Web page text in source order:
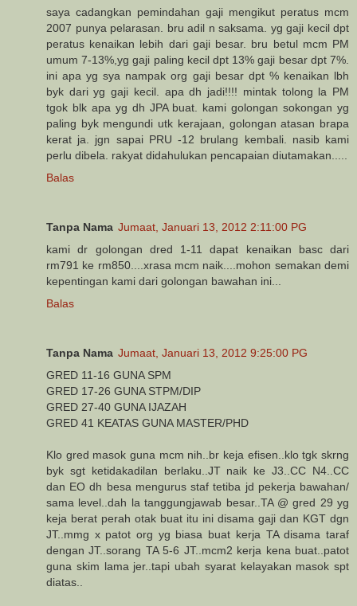
saya cadangkan pemindahan gaji mengikut peratus mcm
2007 punya pelarasan. bru adil n saksama. yg gaji kecil dpt
peratus kenaikan lebih dari gaji besar. bru betul mcm PM
umum 7-13%,yg gaji paling kecil dpt 13% gaji besar dpt 7%.
ini apa yg sya nampak org gaji besar dpt % kenaikan lbh
byk dari yg gaji kecil. apa dh jadi!!!! mintak tolong la PM
tgok blk apa yg dh JPA buat. kami golongan sokongan yg
paling byk mengundi utk kerajaan, golongan atasan brapa
kerat ja. jgn sapai PRU -12 brulang kembali. nasib kami
perlu dibela. rakyat didahulukan pencapaian diutamakan.....
Balas
Tanpa Nama Jumaat, Januari 13, 2012 2:11:00 PG
kami dr golongan dred 1-11 dapat kenaikan basc dari
rm791 ke rm850....xrasa mcm naik....mohon semakan demi
kepentingan kami dari golongan bawahan ini...
Balas
Tanpa Nama Jumaat, Januari 13, 2012 9:25:00 PG
GRED 11-16 GUNA SPM
GRED 17-26 GUNA STPM/DIP
GRED 27-40 GUNA IJAZAH
GRED 41 KEATAS GUNA MASTER/PHD
Klo gred masok guna mcm nih..br keja efisen..klo tgk skrng
byk sgt ketidakadilan berlaku..JT naik ke J3..CC N4..CC
dan EO dh besa mengurus staf tetiba jd pekerja bawahan/
sama level..dah la tanggungjawab besar..TA @ gred 29 yg
keja berat perah otak buat itu ini disama gaji dan KGT dgn
JT..mmg x patot org yg biasa buat kerja TA disama taraf
dengan JT..sorang TA 5-6 JT..mcm2 kerja kena buat..patot
guna skim lama jer..tapi ubah syarat kelayakan masok spt
diatas..